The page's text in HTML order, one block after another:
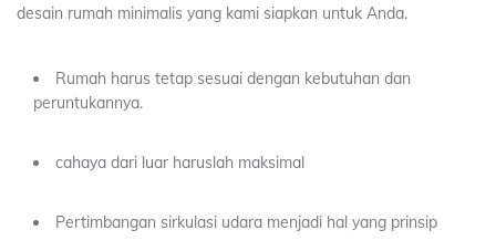
desain rumah minimalis yang kami siapkan untuk Anda.
Rumah harus tetap sesuai dengan kebutuhan dan
peruntukannya.
cahaya dari luar haruslah maksimal
Pertimbangan sirkulasi udara menjadi hal yang prinsip